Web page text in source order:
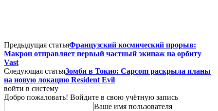
Предыдущая статьяФранцузский космический прорыв:
Макрон отправляет первый частный экипаж на орбиту
Vast
Следующая статьяЗомби в Токио: Capcom раскрыла планы
на новую локацию Resident Evil
войти в систему
Добро пожаловать! Войдите в свою учётную запись
Ваше имя пользователя